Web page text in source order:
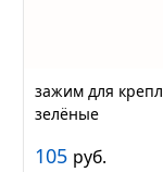
зажим для
зелёные
105 руб.